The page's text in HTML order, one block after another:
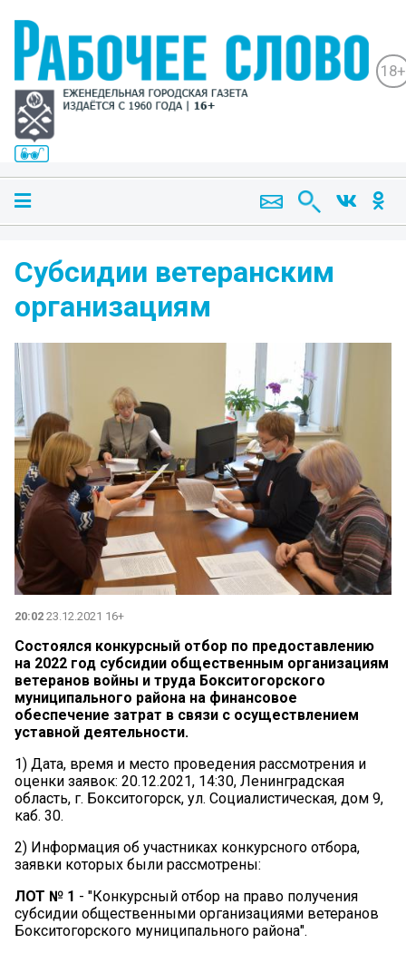
18+
Субсидии ветеранским
организациям
20:02 23.12.2021 16+
Состоялся конкурсный отбор по предоставлению
на 2022 год субсидии общественным организациям
ветеранов войны и труда Бокситогорского
муниципального района на финансовое
обеспечение затрат в связи с осуществлением
уставной деятельности.
1) Дата, время и место проведения рассмотрения и
оценки заявок: 20.12.2021, 14:30, Ленинградская
область, г. Бокситогорск, ул. Социалистическая, дом 9,
каб. 30.
2) Информация об участниках конкурсного отбора,
заявки которых были рассмотрены:
ЛОТ № 1 - "Конкурсный отбор на право получения
субсидии общественными организациями ветеранов
Бокситогорского муниципального района".